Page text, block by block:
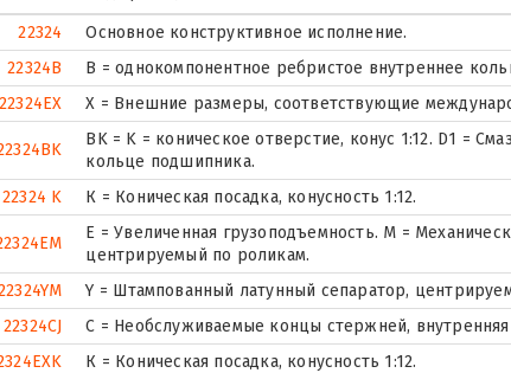
22324
Основное конструктивное исполнение.
22324B
B = однокомпонентное ребристое внутреннее
22324EX
X = Внешние размеры, соответствующие
BK = K = коническое отверстие, конус 1:12. D1 =
кольце подшипника.
22324 K
К = Коническая посадка, конусность 1:12.
E = Увеличенная грузоподъемность. М =
центрируемый по роликам.
Y = Штампованный латунный сепаратор,
22324CJ
С = Необслуживаемые концы стержней, внутренняя
К = Коническая посадка, конусность 1:12.